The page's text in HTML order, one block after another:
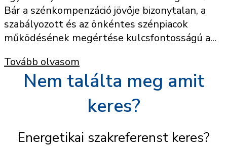
Bár a szénkompenzáció jövője bizonytalan, a
szabályozott és az önkéntes szénpiacok
működésének megértése kulcsfontosságú a...
Tovább olvasom
Nem találta meg amit
keres?
Energetikai szakreferenst keres?